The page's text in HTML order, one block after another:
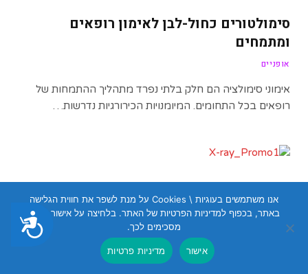
נגישות
סימולטורים כחול-לבן לאימון רופאים
ומתמחים
אופניים
אימוני סימולציה הם חלק בלתי נפרד מתהליך ההתמחות של
רופאים בכל התחומים. המיומנויות הכירורגיות נדרשות…
אנו משתמשים בעוגיות \ Cookies על מנת לשפר את חווית הגלישה
באתר, בכפוף למדיניות הפרטיות של האתר. בלחיצה על אישור הנכם
מסכימים לכך.
אישור מדיניות פרטיות